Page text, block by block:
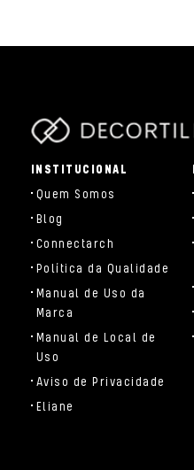
INSTITUCIONAL
Quem Somos
Blog
Connectarch
Política da Qualidade
Manual de Uso da
Marca
Manual de Local de
Uso
Aviso de Privacidade
Eliane